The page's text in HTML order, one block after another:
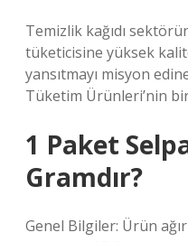
Temizlik kağıdı
tüketicisine yüksek
yansıtmayı misyon
Tüketim Ürünleri’nin bir
1 Paket
Gramdır?
Genel Bilgiler: Ürün